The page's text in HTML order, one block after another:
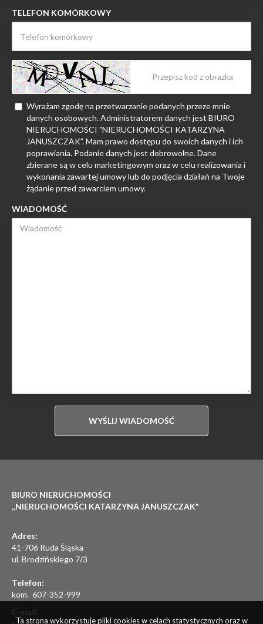
TELEFON KOMÓRKOWY
Wyrażam zgodę na przetwarzanie podanych przeze mnie
danych osobowych. Administratorem danych jest BIURO
NIERUCHOMOŚCI "NIERUCHOMOŚCI KATARZYNA
JANUSZCZAK". Mam prawo dostępu do swoich danych i ich
poprawiania. Podanie danych jest dobrowolne. Dane
zbierane są w celu marketingowym oraz w celu realizowania i
wykonania zawartej umowy lub do podjęcia działań na Twoje
żądanie przed zawarciem umowy.
WIADOMOŚĆ
BIURO NIERUCHOMOŚCI
,,NIERUCHOMOŚCI KATARZYNA JANUSZCZAK"
Adres:
41-706 Ruda Śląska
ul. Brodzińskiego 7/3
Telefon:
kom. 607-352-999
E-mail:
Ta strona wykorzystuje pliki cookies w celach statystycznych oraz w